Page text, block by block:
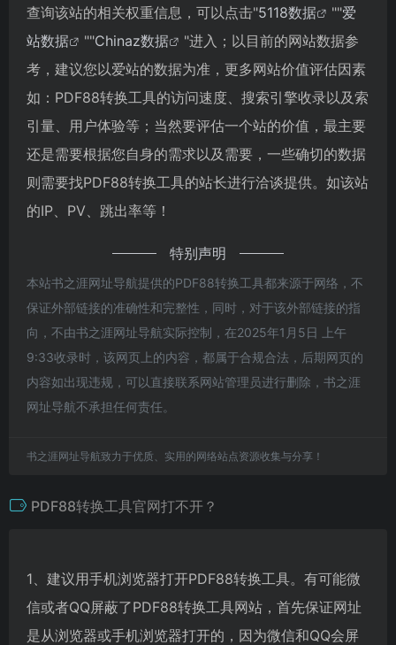
查询该站的相关权重信息，可以点击"5118数据 ""爱
站数据
""Chinaz数据
"进入；以目前的网站数据参
考，建议您以爱站的数据为准，更多网站价值评估因素
如：PDF88转换工具的访问速度、搜索引擎收录以及索
引量、用户体验等；当然要评估一个站的价值，最主要
还是需要根据您自身的需求以及需要，一些确切的数据
则需要找PDF88转换工具的站长进行洽谈提供。如该站
的IP、PV、跳出率等！
特别声明
本站书之涯网址导航提供的PDF88转换工具都来源于网络，不
保证外部链接的准确性和完整性，同时，对于该外部链接的指
向，不由书之涯网址导航实际控制，在2025年1月5日 上午
9:33收录时，该网页上的内容，都属于合规合法，后期网页的
内容如出现违规，可以直接联系网站管理员进行删除，书之涯
网址导航不承担任何责任。
书之涯网址导航致力于优质、实用的网络站点资源收集与分享！
PDF88转换工具官网打不开？
1、建议用手机浏览器打开PDF88转换工具。有可能微
信或者QQ屏蔽了PDF88转换工具网站，首先保证网址
是从浏览器或手机浏览器打开的，因为微信和QQ会屏